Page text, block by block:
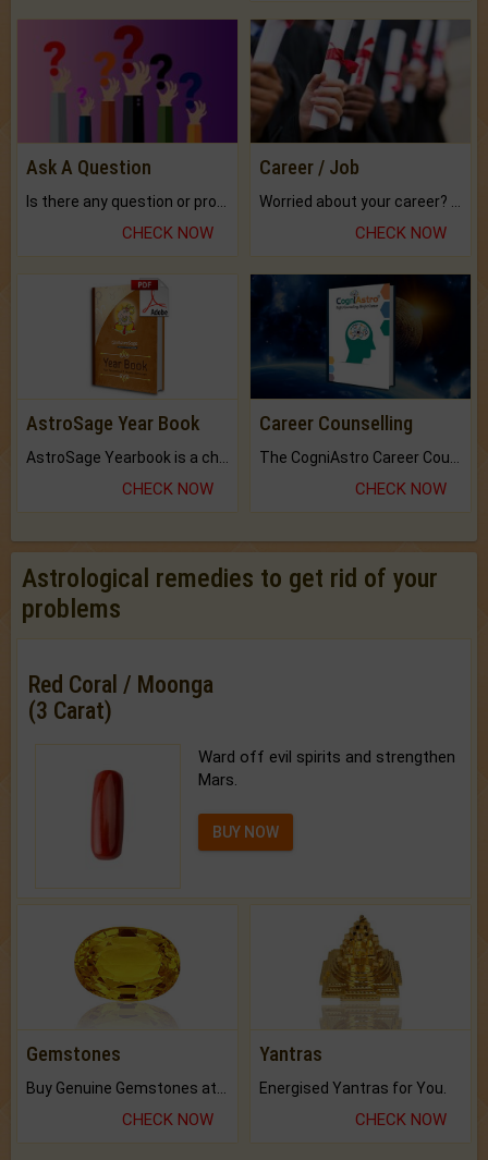
Ask A Question
CHECK NOW
Career / Job
CHECK NOW
AstroSage Year Book
CHECK NOW
Career Counselling
CHECK NOW
Astrological remedies to get rid of your
problems
Red Coral / Moonga
(3 Carat)
Ward off evil spirits and strengthen
Mars.
BUY NOW
Gemstones
CHECK NOW
Yantras
Energised Yantras for You.
CHECK NOW